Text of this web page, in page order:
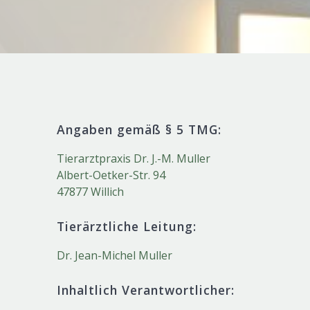
Angaben gemäß § 5 TMG:
Tierarztpraxis Dr. J.-M. Muller
Albert-Oetker-Str. 94
47877 Willich
Tierärztliche Leitung:
Dr. Jean-Michel Muller
Inhaltlich Verantwortlicher: